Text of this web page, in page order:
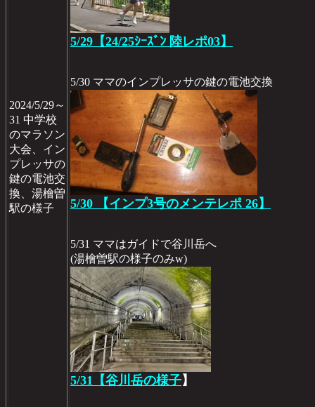
2024/5/29～
31 中学校
のマラソン
大会、イン
プレッサの
鍵の電池交
換、湯檜曽
駅の様子
5/29【24/25ｼｰｽﾞﾝ 陸レポ03】
5/30 ママのインプレッサの鍵の電池交換
5/30 【インプ3号のメンテレポ 26】
5/31 ママはガイドで谷川岳へ
(湯檜曽駅の様子のみw)
5/31【谷川岳の様子】